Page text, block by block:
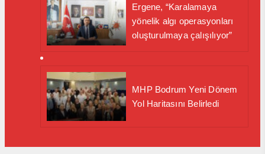
Ergene, “Karalamaya
yönelik algı operasyonları
oluşturulmaya çalışılıyor”
MHP Bodrum Yeni Dönem
Yol Haritasını Belirledi